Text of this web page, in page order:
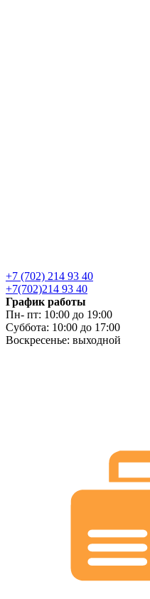
+7 (702) 214 93 40
+7(702)214 93 40
График работы
Пн- пт: 10:00 до 19:00
Суббота: 10:00 до 17:00
Воскресенье: выходной